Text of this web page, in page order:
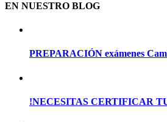
EN NUESTRO BLOG
PREPARACIÓN exámenes
!NECESITAS CERTIFICAR